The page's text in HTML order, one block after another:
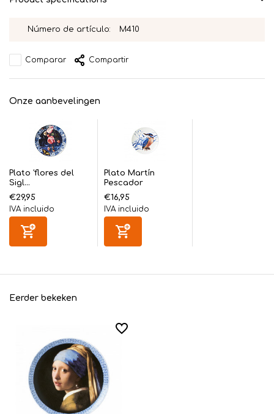
Número de artículo: M410
Comparar Compartir
Onze aanbevelingen
Plato 'flores del
Sigl...
€29,95
IVA incluido
Plato Martín
Pescador
€16,95
IVA incluido
Eerder bekeken